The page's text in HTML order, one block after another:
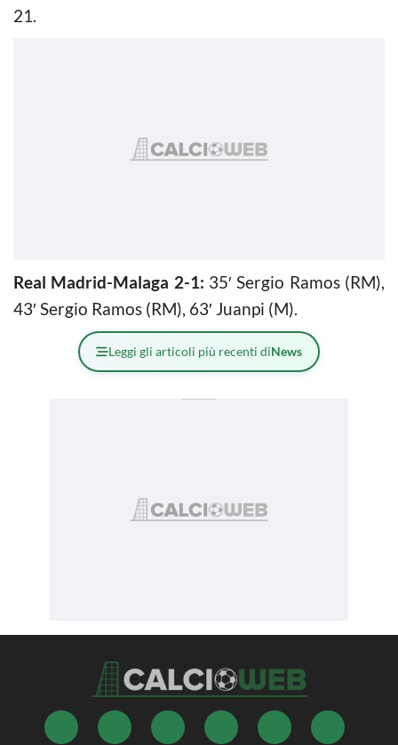
21.
Real Madrid-Malaga 2-1: 35′ Sergio Ramos (RM),
43′ Sergio Ramos (RM), 63′ Juanpi (M).
Leggi gli articoli più recenti diNews